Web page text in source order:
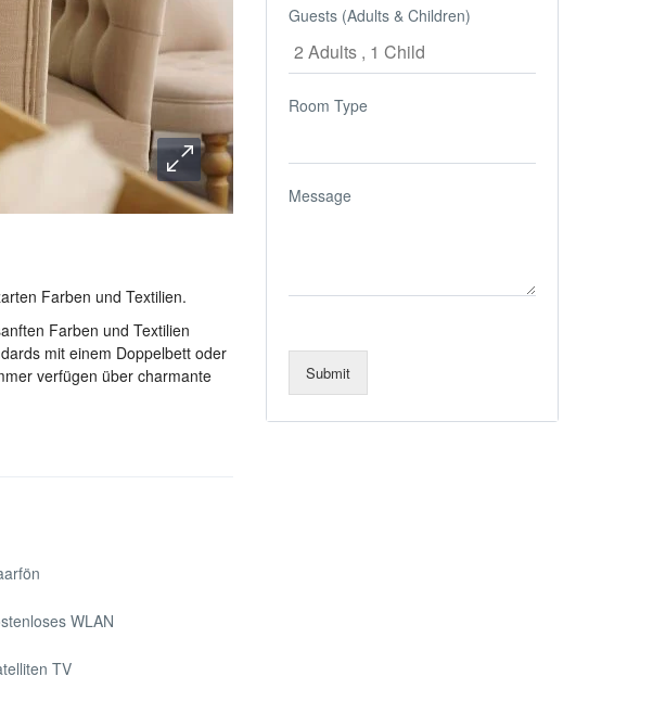
Farben und Textilien.
Farben und Textilien
mit einem Doppelbett oder
verfügen über charmante
WLAN
TV
Guests (Adults & Children)
Room Type
Message
Submit